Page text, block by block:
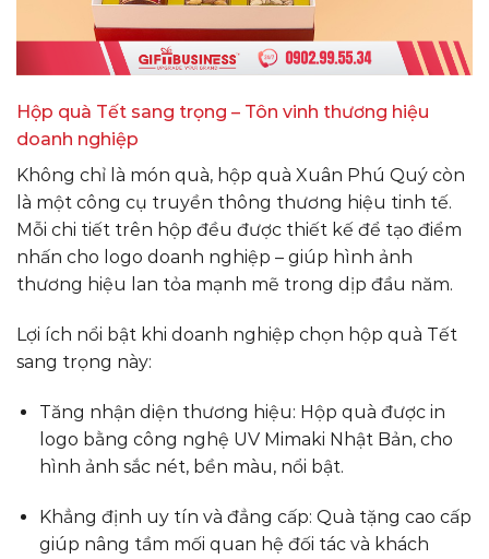
Hộp quà Tết sang trọng – Tôn vinh thương hiệu
doanh nghiệp
Không chỉ là món quà, hộp quà Xuân Phú Quý còn
là một công cụ truyền thông thương hiệu tinh tế.
Mỗi chi tiết trên hộp đều được thiết kế để tạo điểm
nhấn cho logo doanh nghiệp – giúp hình ảnh
thương hiệu lan tỏa mạnh mẽ trong dịp đầu năm.
Lợi ích nổi bật khi doanh nghiệp chọn hộp quà Tết
sang trọng này:
Tăng nhận diện thương hiệu: Hộp quà được in
logo bằng công nghệ UV Mimaki Nhật Bản, cho
hình ảnh sắc nét, bền màu, nổi bật.
Khẳng định uy tín và đẳng cấp: Quà tặng cao cấp
giúp nâng tầm mối quan hệ đối tác và khách